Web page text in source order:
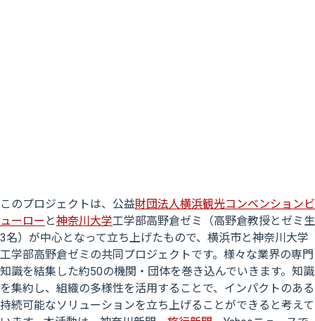
このプロジェクトは、公益財団法人横浜観光コンベンションビ
ューロー と神奈川大学工学部高野倉ゼミ（高野倉教授とゼミ生
3名）が中心となって立ち上げたもので、横浜市と神奈川大学
工学部高野倉ゼミの共同プロジェクトです。様々な業界の専門
知識を結集した約50の機関・団体を巻き込んでいきます。知識
を集約し、組織の多様性を活用することで、インパクトのある
持続可能なソリューションを立ち上げることができると考えて